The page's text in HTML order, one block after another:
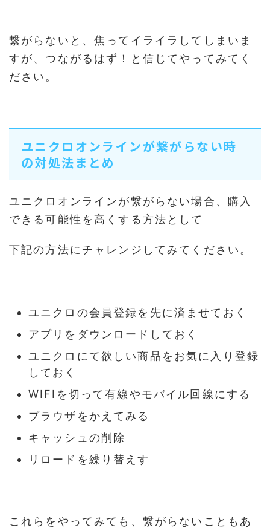
繋がらないと、焦ってイライラしてしまいま
すが、つながるはず！と信じてやってみてく
ださい。
ユニクロオンラインが繋がらない時
の対処法まとめ
ユニクロオンラインが繋がらない場合、購入
できる可能性を高くする方法として
下記の方法にチャレンジしてみてください。
ユニクロの会員登録を先に済ませておく
アプリをダウンロードしておく
ユニクロにて欲しい商品をお気に入り登録
しておく
WIFIを切って有線やモバイル回線にする
ブラウザをかえてみる
キャッシュの削除
リロードを繰り替えす
これらをやってみても、繋がらないこともあ